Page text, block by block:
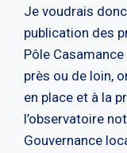
Je voudrais
publication des
Pôle
près ou de loin,
en place et à la
l’observatoire
Gouvernance